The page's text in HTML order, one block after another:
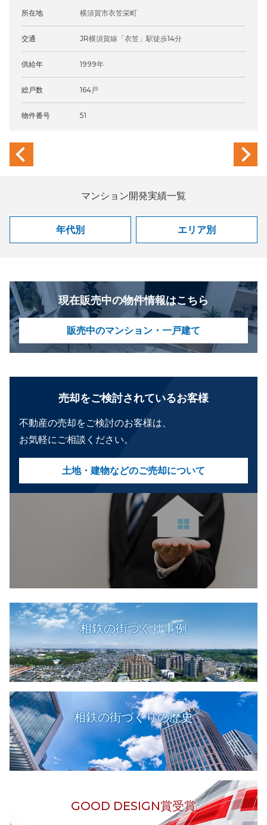
所在地 横須賀市衣笠栄町
交通 JR横須賀線「衣笠」駅徒歩14分
供給年 1999年
総戸数 164戸
物件番号 51
マンション開発実績一覧
年代別 エリア別
現在販売中の物件情報はこちら
販売中のマンション・一戸建て
売却をご検討されているお客様
不動産の売却をご検討のお客様は、
お気軽にご相談ください。
土地・建物などのご売却について
相鉄の街づくり事例
相鉄の街づくりの歴史
GOOD DESIGN賞受賞